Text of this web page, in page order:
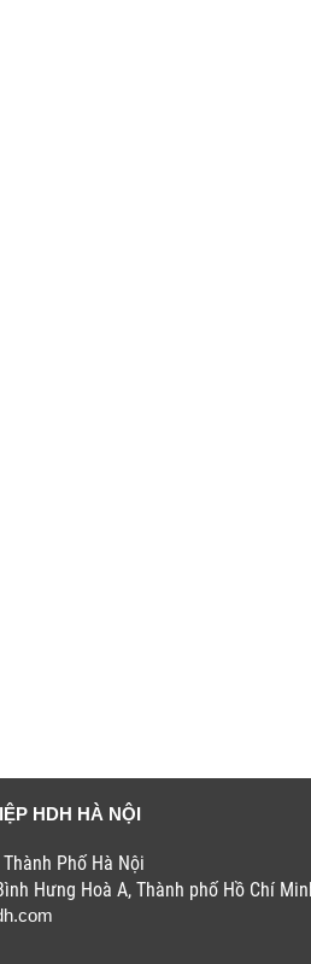
HDH HÀ NỘI
Phố Hà Nội
Hưng Hoà A, Thành phố Hồ Chí